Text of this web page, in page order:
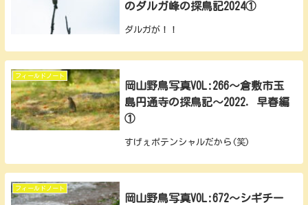
のダルガ峰の探鳥記2024①
ダルガが！！
フィールドノート
岡山野鳥写真VOL:266～倉敷市玉
島円通寺の探鳥記～2022．早春編
①
すげぇポテンシャルだから(笑)
フィールドノート
岡山野鳥写真VOL:672～シギチー